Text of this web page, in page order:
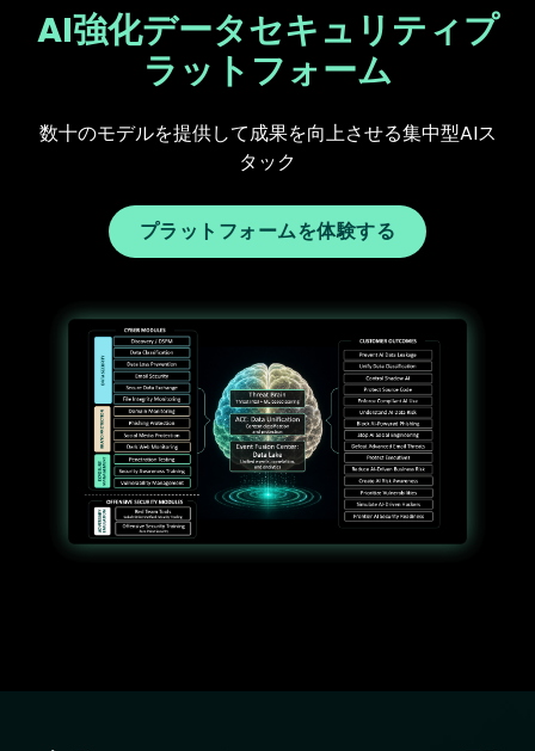
AI強化データセキュリティプ
ラットフォーム
数十のモデルを提供して成果を向上させる集中型AIス
タック
プラットフォームを体験する